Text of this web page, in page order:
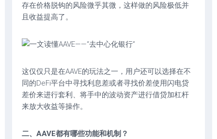
存在价格脱钩的风险微乎其微，这样做的风险极低并
且收益提高了。
这仅仅只是在AAVE的玩法之一，用户还可以选择在不
同的DeFi平台中寻找利息差或者寻找价差使用闪电贷
差价来进行套利、将手中的波动资产进行借贷加杠杆
来放大收益等操作。
二、AAVE都有哪些功能和机制？